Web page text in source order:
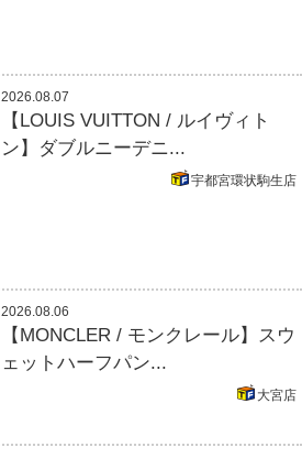
2026.08.07
【LOUIS VUITTON / ルイヴィト
ン】ダブルニーデニ...
宇都宮環状駒生店
2026.08.06
【MONCLER / モンクレール】スウ
ェットハーフパン...
大宮店